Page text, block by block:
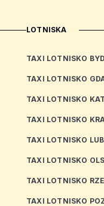
LOTNISKA
TAXI LOTNISKO
TAXI LOTNISKO
TAXI LOTNISKO
TAXI LOTNISKO
TAXI LOTNISKO
TAXI LOTNISKO
TAXI LOTNISKO
TAXI LOTNISKO